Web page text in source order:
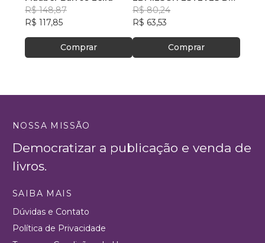
R$ 148,87
R$ 117,85
Comprar
OLIVEIRA
R$ 80,24
R$ 63,53
Comprar
NOSSA MISSÃO
Democratizar a publicação e venda de
livros.
SAIBA MAIS
Dúvidas e Contato
Política de Privacidade